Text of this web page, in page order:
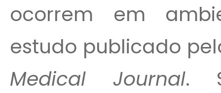
ocorrem em
estudo publicado
Medical Journal.